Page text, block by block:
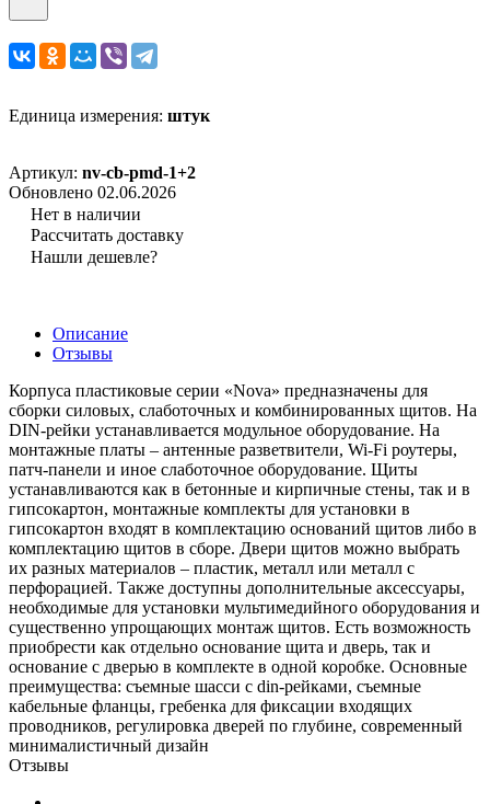
Единица измерения: штук
Артикул: nv-cb-pmd-1+2
Обновлено 02.06.2026
Нет в наличии
Рассчитать доставку
Нашли дешевле?
Описание
Отзывы
Корпуса пластиковые серии «Nova» предназначены для
сборки силовых, слаботочных и комбинированных щитов. На
DIN-рейки устанавливается модульное оборудование. На
монтажные платы – антенные разветвители, Wi-Fi роутеры,
патч-панели и иное слаботочное оборудование. Щиты
устанавливаются как в бетонные и кирпичные стены, так и в
гипсокартон, монтажные комплекты для установки в
гипсокартон входят в комплектацию оснований щитов либо в
комплектацию щитов в сборе. Двери щитов можно выбрать
их разных материалов – пластик, металл или металл с
перфорацией. Также доступны дополнительные аксессуары,
необходимые для установки мультимедийного оборудования и
существенно упрощающих монтаж щитов. Есть возможность
приобрести как отдельно основание щита и дверь, так и
основание с дверью в комплекте в одной коробке. Основные
преимущества: съемные шасси с din-рейками, съемные
кабельные фланцы, гребенка для фиксации входящих
проводников, регулировка дверей по глубине, современный
минималистичный дизайн
Отзывы